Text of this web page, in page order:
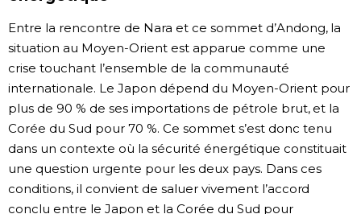
Entre la rencontre de Nara et ce sommet d’Andong, la
situation au Moyen-Orient est apparue comme une
crise touchant l’ensemble de la communauté
internationale. Le Japon dépend du Moyen-Orient pour
plus de 90 % de ses importations de pétrole brut, et la
Corée du Sud pour 70 %. Ce sommet s’est donc tenu
dans un contexte où la sécurité énergétique constituait
une question urgente pour les deux pays. Dans ces
conditions, il convient de saluer vivement l’accord
conclu entre le Japon et la Corée du Sud pour